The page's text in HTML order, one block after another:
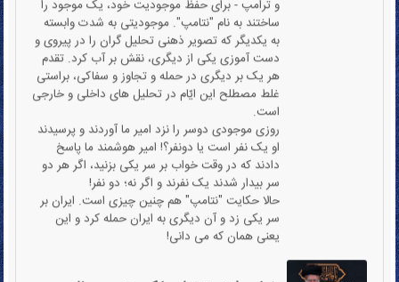
به یکدیگر که تصویر ذهنی تحلیل گران را در پیروی و
دست آموزی یکی از دیگری، نقش بر آب کرد. تقدم
هر یک بر دیگری در حمله و تجاوز و سفاکی، براستی
غلط مصطلح این ایّام در تحلیل های داخلی و خارجی
است.
روزی موجودی دوسر را نزد امیر ما آوردند و پرسیدند
او یک نفر است یا دونفر؟! امیر هوشمند ما پاسخ
دادند که در وقت خواب بر سر یکی بزنید، اگر هر دو
سر بیدار شدند یک نفرند و اگر نه؛ دو نفر!
حالا حکایت "نتامپ" هم چنین چیزی است. ایران بر
سر یکی زد و آن دیگری به ایران حمله کرد و این
یعنی همان که می دانی!